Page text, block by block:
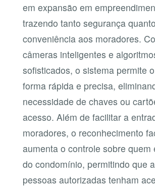
em expansão em
trazendo tanto segurança quanto
conveniência aos moradores.
câmeras inteligentes e
sofisticados, o sistema permite
forma rápida e precisa,
necessidade de chaves ou
acesso. Além de facilitar a
moradores, o reconhecimento
aumenta o controle sobre quem
do condomínio, permitindo que
pessoas autorizadas tenham